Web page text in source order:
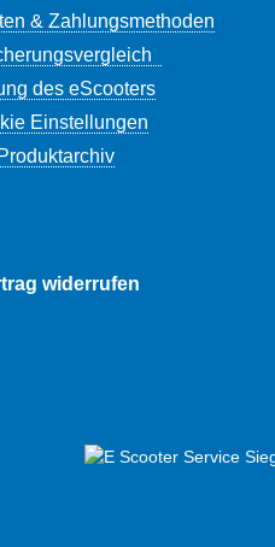
& Zahlungsmethoden
des eScooters
Einstellungen
Produktarchiv
widerrufen